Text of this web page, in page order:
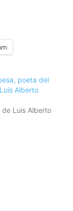
poeta del
Alberto
de Luis Alberto